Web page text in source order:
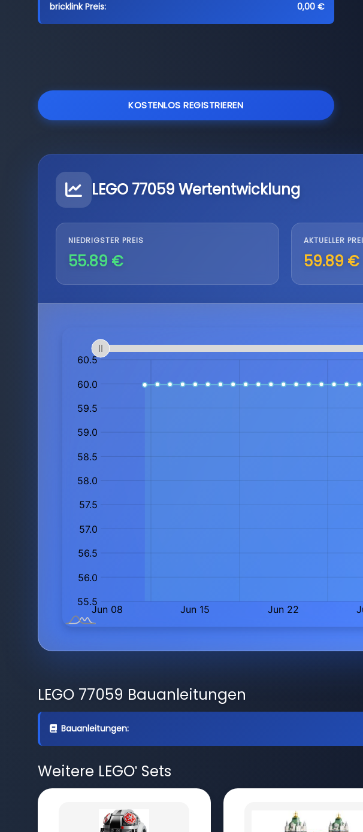
bricklink Preis:
0,00 €
KOSTENLOS REGISTRIEREN
LEGO 77059 Wertentwicklung
NIEDRIGSTER PREIS
55.89 €
AKTUELLER
59.89 €
LEGO 77059 Bauanleitungen
Bauanleitungen:
Weitere LEGO®Sets